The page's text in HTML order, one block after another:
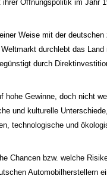
Öffnungspolitik im Jahr
Weise mit der deutschen
durchlebt das Land
durch
hohe Gewinne, doch nicht
und kulturelle
technologische und
Chancen bzw. welche
Automobilherstellern